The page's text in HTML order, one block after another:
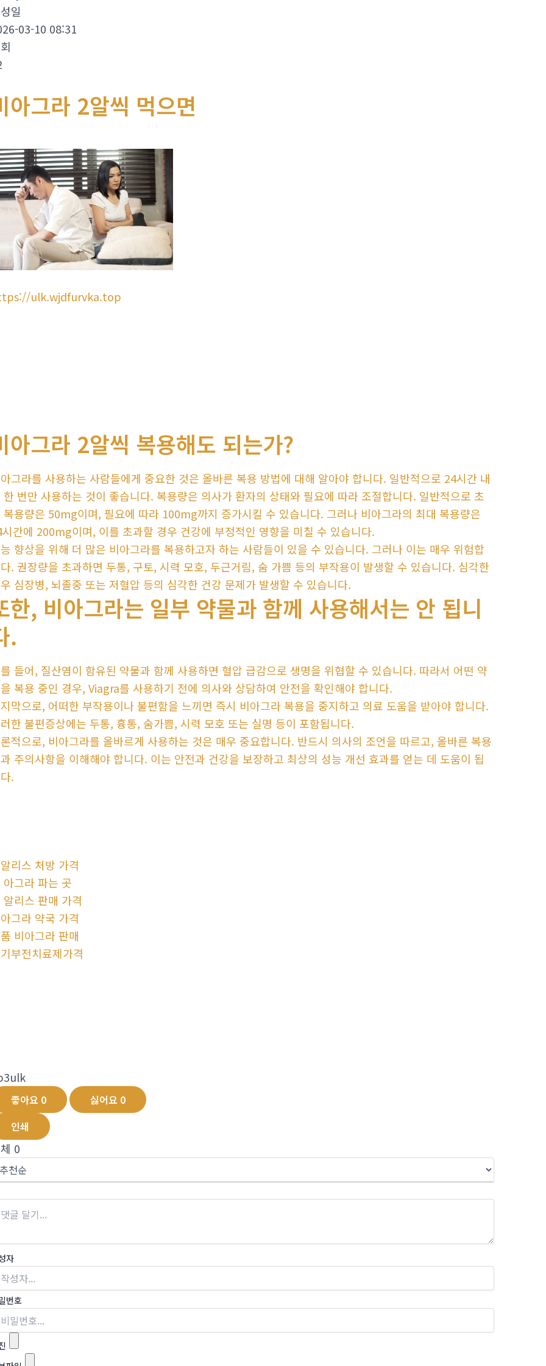
일
03-10 08:31
아그라 2알씩 먹으면
ulk.wjdfurvka.top
아그라 2알씩 복용해도 되는가?
그라를 사용하는 사람들에게 중요한 것은 올바른 복용 방법에 대해 알아야 합니다. 일반적으로 24시간 내
한 번만 사용하는 것이 좋습니다. 복용량은 의사가 환자의 상태와 필요에 따라 조절합니다. 일반적으로 초
복용량은 50mg이며, 필요에 따라 100mg까지 증가시킬 수 있습니다. 그러나 비아그라의 최대 복용량은
간에 200mg이며, 이를 초과할 경우 건강에 부정적인 영향을 미칠 수 있습니다.
향상을 위해 더 많은 비아그라를 복용하고자 하는 사람들이 있을 수 있습니다. 그러나 이는 매우 위험합
. 권장량을 초과하면 두통, 구토, 시력 모호, 두근거림, 숨 가쁨 등의 부작용이 발생할 수 있습니다. 심각한
심장병, 뇌졸중 또는 저혈압 등의 심각한 건강 문제가 발생할 수 있습니다.
한, 비아그라는 일부 약물과 함께 사용해서는 안 됩니
.
들어, 질산염이 함유된 약물과 함께 사용하면 혈압 급감으로 생명을 위협할 수 있습니다. 따라서 어떤 약
복용 중인 경우, Viagra를 사용하기 전에 의사와 상담하여 안전을 확인해야 합니다.
막으로, 어떠한 부작용이나 불편함을 느끼면 즉시 비아그라 복용을 중지하고 의료 도움을 받아야 합니다.
한 불편증상에는 두통, 흉통, 숨가쁨, 시력 모호 또는 실명 등이 포함됩니다.
적으로, 비아그라를 올바르게 사용하는 것은 매우 중요합니다. 반드시 의사의 조언을 따르고, 올바른 복용
주의사항을 이해해야 합니다. 이는 안전과 건강을 보장하고 최상의 성능 개선 효과를 얻는 데 도움이 됩
.
리스 처방 가격
아그라 파는 곳
알리스 판매 가격
그라 약국 가격
비아그라 판매
부전치료제가격
좋아요 0 싫어요 0
인쇄
0
자
번호